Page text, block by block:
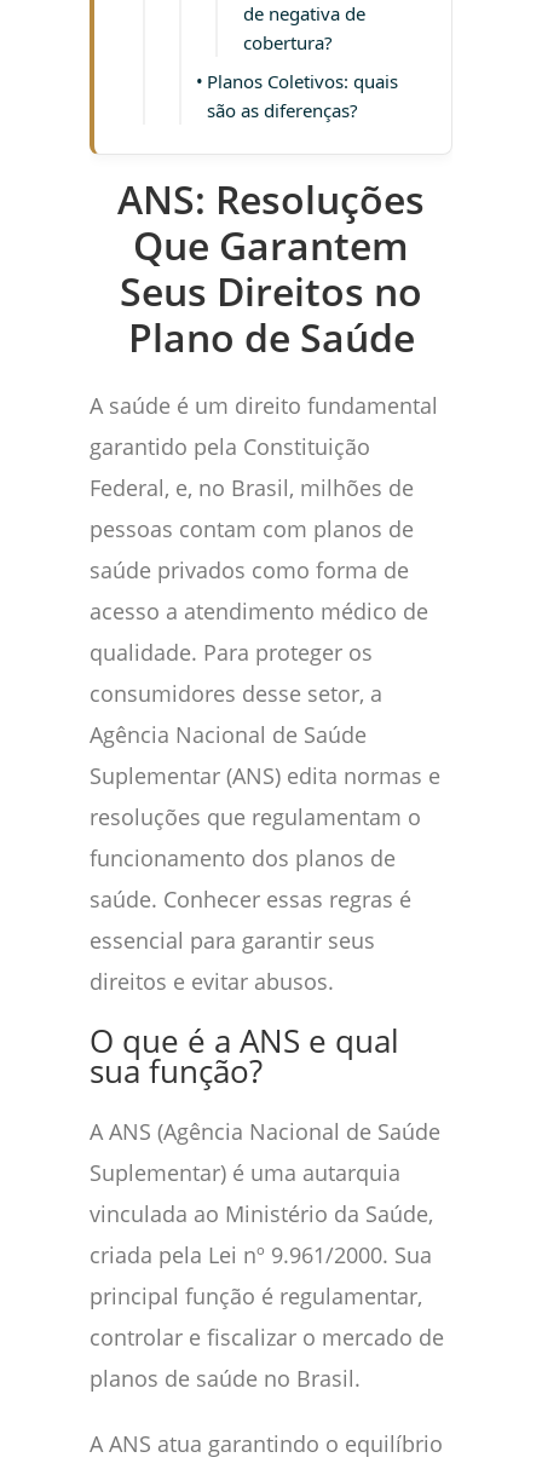
de negativa de
cobertura?
Planos Coletivos: quais
são as diferenças?
ANS: Resoluções
Que Garantem
Seus Direitos no
Plano de Saúde
A saúde é um direito fundamental
garantido pela Constituição
Federal, e, no Brasil, milhões de
pessoas contam com planos de
saúde privados como forma de
acesso a atendimento médico de
qualidade. Para proteger os
consumidores desse setor, a
Agência Nacional de Saúde
Suplementar (ANS) edita normas e
resoluções que regulamentam o
funcionamento dos planos de
saúde. Conhecer essas regras é
essencial para garantir seus
direitos e evitar abusos.
O que é a ANS e qual
sua função?
A ANS (Agência Nacional de Saúde
Suplementar) é uma autarquia
vinculada ao Ministério da Saúde,
criada pela Lei nº 9.961/2000. Sua
principal função é regulamentar,
controlar e fiscalizar o mercado de
planos de saúde no Brasil.
A ANS atua garantindo o equilíbrio